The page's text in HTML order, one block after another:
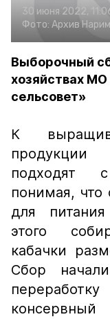
30 июня 2022,
Фото: Архив
Выборочный
хозяйствах МО
сельсовет»
К
продукции
подходят
понимая,
для
этого
кабачки
Сбор